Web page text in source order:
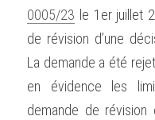
0005/23 le 1er juillet
de révision d’une
La demande a été
en évidence les
demande de révision